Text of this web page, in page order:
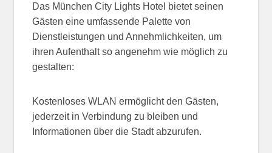
Das München City Lights Hotel bietet seinen
Gästen eine umfassende Palette von
Dienstleistungen und Annehmlichkeiten, um
ihren Aufenthalt so angenehm wie möglich zu
gestalten:
Kostenloses WLAN ermöglicht den Gästen,
jederzeit in Verbindung zu bleiben und
Informationen über die Stadt abzurufen.